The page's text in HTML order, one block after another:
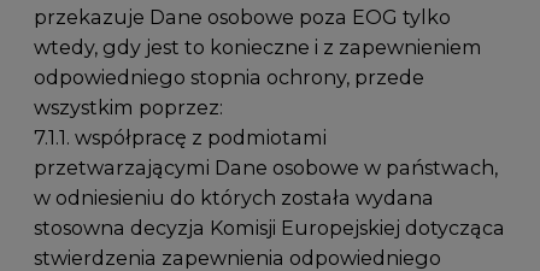
przekazuje Dane osobowe poza EOG tylko
wtedy, gdy jest to konieczne i z zapewnieniem
odpowiedniego stopnia ochrony, przede
wszystkim poprzez:
7.1.1. współpracę z podmiotami
przetwarzającymi Dane osobowe w państwach,
w odniesieniu do których została wydana
stosowna decyzja Komisji Europejskiej dotycząca
stwierdzenia zapewnienia odpowiedniego